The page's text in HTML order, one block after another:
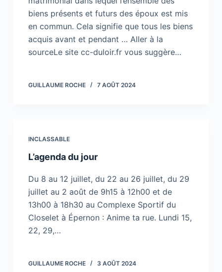
biens présents et futurs des époux est mis
en commun. Cela signifie que tous les biens
acquis avant et pendant … Aller à la
sourceLe site cc-duloir.fr vous suggère…
GUILLAUME ROCHE 7 AOÛT 2024
INCLASSABLE
L’agenda du jour
Du 8 au 12 juillet, du 22 au 26 juillet, du 29
juillet au 2 août de 9h15 à 12h00 et de
13h00 à 18h30 au Complexe Sportif du
Closelet à Épernon : Anime ta rue. Lundi 15,
22, 29,…
GUILLAUME ROCHE 3 AOÛT 2024